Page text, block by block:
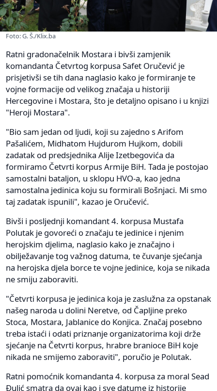
Foto: G. Š./Klix.ba
Ratni gradonačelnik Mostara i bivši zamjenik
komandanta Četvrtog korpusa Safet Oručević je
prisjetivši se tih dana naglasio kako je formiranje te
vojne formacije od velikog značaja u historiji
Hercegovine i Mostara, što je detaljno opisano i u knjizi
"Heroji Mostara".
"Bio sam jedan od ljudi, koji su zajedno s Arifom
Pašalićem, Midhatom Hujdurom Hujkom, dobili
zadatak od predsjednika Alije Izetbegovića da
formiramo Četvrti korpus Armije BiH. Tada je postojao
samostalni bataljon, u sklopu HVO-a, kao jedna
samostalna jedinica koju su formirali Bošnjaci. Mi smo
taj zadatak ispunili", kazao je Oručević.
Bivši i posljednji komandant 4. korpusa Mustafa
Polutak je govoreći o značaju te jedinice i njenim
herojskim djelima, naglasio kako je značajno i
obilježavanje tog važnog datuma, te čuvanje sjećanja
na herojska djela borce te vojne jedinice, koja se nikada
ne smiju zaboraviti.
"Četvrti korpusa je jedinica koja je zaslužna za opstanak
našeg naroda u dolini Neretve, od Čapljine preko
Stoca, Mostara, Jablanice do Konjica. Značaj posebno
treba istaći i odati priznanje organizatorima koji drže
sjećanje na Četvrti korpus, hrabre branioce BiH koje
nikada ne smijemo zaboraviti", poručio je Polutak.
Ratni pomoćnik komandanta 4. korpusa za moral Sead
Đulić smatra da ovaj kao i sve datume iz historije